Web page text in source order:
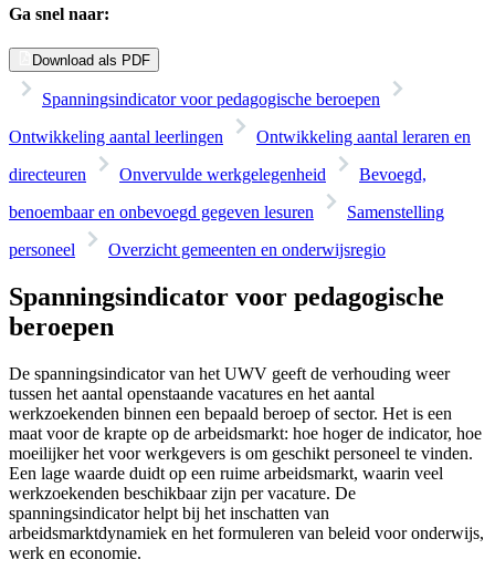
Ga snel naar:
Download als PDF
Spanningsindicator voor pedagogische beroepen
Ontwikkeling aantal leerlingen
Ontwikkeling aantal leraren en
directeuren
Onvervulde werkgelegenheid
Bevoegd,
benoembaar en onbevoegd gegeven lesuren
Samenstelling
personeel
Overzicht gemeenten en onderwijsregio
Spanningsindicator voor pedagogische
beroepen
De spanningsindicator van het UWV geeft de verhouding weer
tussen het aantal openstaande vacatures en het aantal
werkzoekenden binnen een bepaald beroep of sector. Het is een
maat voor de krapte op de arbeidsmarkt: hoe hoger de indicator, hoe
moeilijker het voor werkgevers is om geschikt personeel te vinden.
Een lage waarde duidt op een ruime arbeidsmarkt, waarin veel
werkzoekenden beschikbaar zijn per vacature. De
spanningsindicator helpt bij het inschatten van
arbeidsmarktdynamiek en het formuleren van beleid voor onderwijs,
werk en economie.